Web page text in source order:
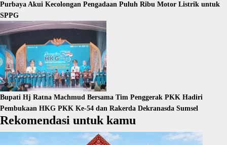
Purbaya Akui Kecolongan Pengadaan Puluh Ribu Motor Listrik untuk
SPPG
Bupati Hj Ratna Machmud Bersama Tim Penggerak PKK Hadiri
Pembukaan HKG PKK Ke-54 dan Rakerda Dekranasda Sumsel
Rekomendasi untuk kamu